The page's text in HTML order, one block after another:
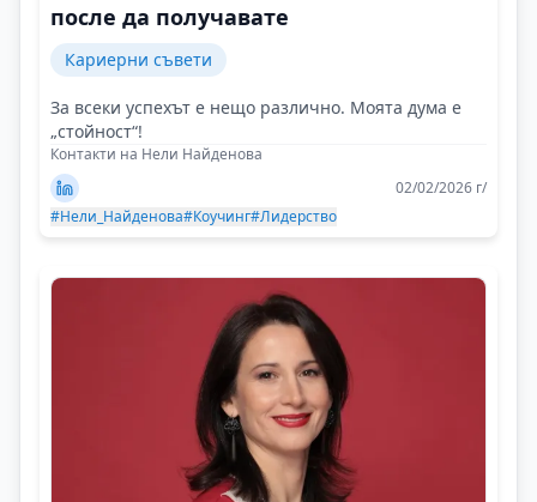
после да получавате
Кариерни съвети
За всеки успехът е нещо различно. Моята дума е
„стойност“!
Контакти на Нели Найденова
02/02/2026 г/
#Нели_Найденова#Коучинг#Лидерство